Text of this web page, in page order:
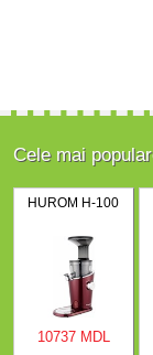
Cele mai
HUROM H-100
10737 MDL